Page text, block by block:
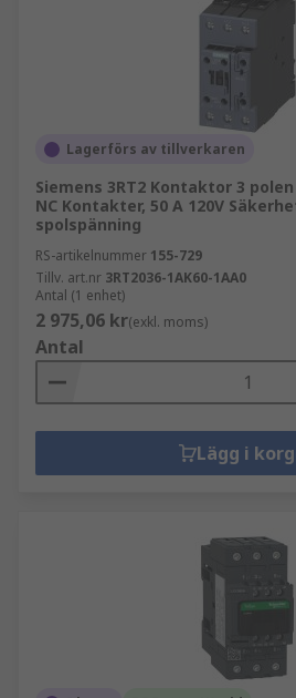
Lagerförs av tillverkaren
Siemens 3RT2 Kontaktor 3
NC Kontakter, 50 A 120V
spolspänning
RS-artikelnummer 155-729
Tillv. art.nr 3RT2036-1AK60-1AA0
Antal (1 enhet)
2 975,06 kr(exkl. moms)
Antal
Lägg i